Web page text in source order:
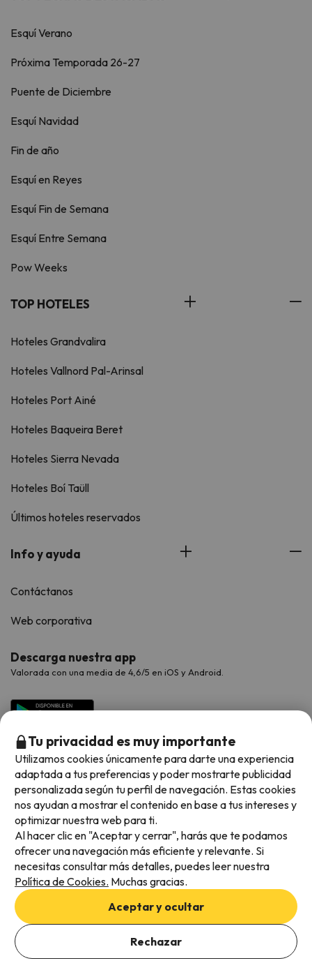
Añade las fechas para comprobar la disponibilidad
Añadir fechas
Esquí Verano
Próxima Temporada 26-27
Puente de Diciembre
Esquí Navidad
Fin de año
Esquí en Reyes
Esquí Fin de Semana
Esquí Entre Semana
Pow Weeks
TOP HOTELES
Hoteles Grandvalira
Hoteles Vallnord Pal-Arinsal
Hoteles Port Ainé
Hoteles Baqueira Beret
Hoteles Sierra Nevada
Hoteles Boí Taüll
Últimos hoteles reservados
Info y ayuda
Contáctanos
Web corporativa
Descarga nuestra app
Valorada con una media de 4,6/5 en iOS y Android.
Métodos de pago disponibles
Condiciones generales
Privacidad de datos
Política de cookies
Tu privacidad es muy importante
Utilizamos cookies únicamente para darte una experiencia
adaptada a tus preferencias y poder mostrarte publicidad
personalizada según tu perfil de navegación. Estas cookies
nos ayudan a mostrar el contenido en base a tus intereses y
optimizar nuestra web para ti.
Al hacer clic en "Aceptar y cerrar", harás que te podamos
ofrecer una navegación más eficiente y relevante. Si
necesitas consultar más detalles, puedes leer nuestra
Política de Cookies. Muchas gracias.
Aceptar y ocultar
Rechazar